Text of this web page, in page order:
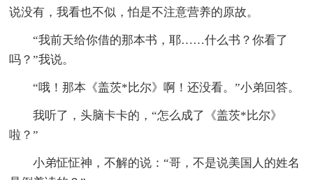
说没有，我看也不似，怕是不注意营养的原故。
“我前天给你借的那本书，耶……什么书？你看了
吗？”我说。
“哦！那本《盖茨*比尔》啊！还没看。”小弟回答。
我听了，头脑卡卡的，“怎么成了《盖茨*比尔》
啦？”
小弟怔怔神，不解的说：“哥，不是说美国人的姓名